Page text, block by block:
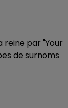
reine par "Your
de surnoms